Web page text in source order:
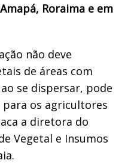
Roraima e em
não deve
de áreas com
se dispersar, pode
os agricultores
a diretora do
Vegetal e Insumos